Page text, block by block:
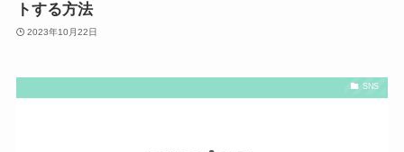
トする方法
2023年10月22日
SNS